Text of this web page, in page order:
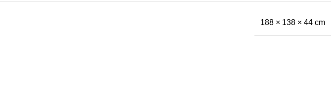
188 × 138 × 44 cm